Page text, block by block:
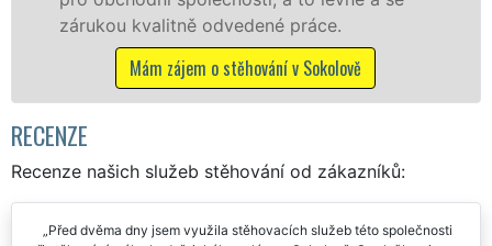
Nabízíme stěhovací služby NON-STOP
včetně víkendů a svátků bez příplatků.
Mám zájem o stěhovací služby v Sokolově
RECENZE
Recenze našich služeb stěhování od zákazníků: